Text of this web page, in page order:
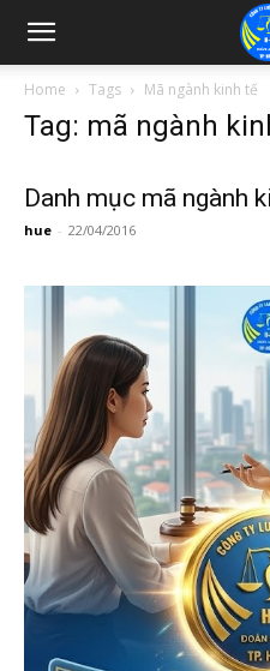
Home Tags Mã ngành kinh tế
Tag: mã ngành
Danh mục mã ngành
hue - 22/04/2016